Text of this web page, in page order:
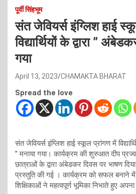
पूर्वी सिंहभूम
संत जेवियर्स इंग्लिश हाई
विद्यार्थियों के द्वारा ”
गया
April 13, 2023 CHAMAKTA BHARAT
Spread the love
संत जेवियर्स इंग्लिश हाई स्कूल प्रांगण में
” मनाया गया। कार्यक्रम की शुरुआत दीप
छात्राओं के द्वारा अंबेडकर दिवस पर भाषण
प्रस्तुति की गई । कार्यक्रम को सफल बनाने में
शिक्षिकाओं ने महत्वपूर्ण भूमिका निभाते हुए अपना